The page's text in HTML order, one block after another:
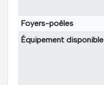
Foyers-poêles
Équipement disponible